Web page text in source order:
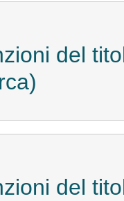
del
del